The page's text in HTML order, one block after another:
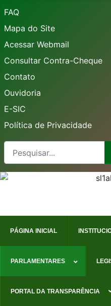
FAQ
Mapa do Site
Acessar Webmail
Consultar Contra-Cheque
Contato
Ouvidoria
E-SIC
Política de Privacidade
Type 2 or more characters
PÁGINA INICIAL
PARLAMENTARES
PORTAL DA TRANSPARÊNCIA